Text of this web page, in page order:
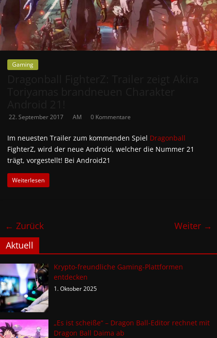
Gaming
22. September 2017 AM 0 Kommentare
Im neuesten Trailer zum kommenden Spiel Dragonball
FighterZ, wird der neue Android, welcher die Nummer 21
trägt, vorgestellt! Bei Android21
Weiterlesen
← Zurück
Weiter →
Aktuell
Krypto-freundliche Gaming-Plattformen
entdecken
1. Oktober 2025
„Es ist scheiße“ – Dragon Ball-Editor rechnet mit
Dragon Ball Daima ab